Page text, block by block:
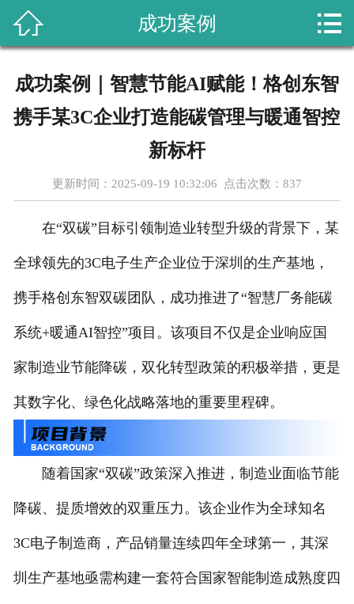
课程设置
成功案例
行业资讯
教学成果
 成功案例 
成功案例｜智慧节能AI赋能！格创东智
携手某3C企业打造能碳管理与暖通智控
新标杆
更新时间：2025-09-19 10:32:06 点击次数： 837
在“双碳”目标引领制造业转型升级的背景下，某
全球领先的3C电子生产企业位于深圳的生产基地，
携手格创东智双碳团队，成功推进了“智慧厂务能碳
系统+暖通AI智控”项目。该项目不仅是企业响应国
家制造业节能降碳，双化转型政策的积极举措，更是
其数字化、绿色化战略落地的重要里程碑。
随着国家“双碳”政策深入推进，制造业面临节能
降碳、提质增效的双重压力。该企业作为全球知名
3C电子制造商，产品销量连续四年全球第一，其深
圳生产基地亟需构建一套符合国家智能制造成熟度四